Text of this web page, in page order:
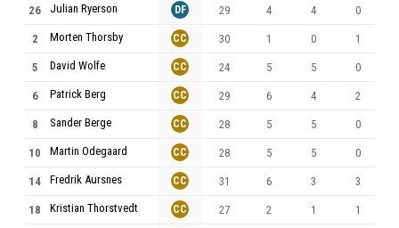
26 Julian Ryerson
2 Morten Thorsby
5 David Wolfe
6 Patrick Berg
8 Sander Berge
10 Martin Odegaard
14 Fredrik Aursnes
18 Kristian Thorstvedt
DF 29 4 4 0
CC 30 1 0 1
CC 24 5 5 0
CC 29 6 4 2
CC 28 5 5 0
CC 28 5 5 0
CC 31 6 3 3
CC 27 2 1 1